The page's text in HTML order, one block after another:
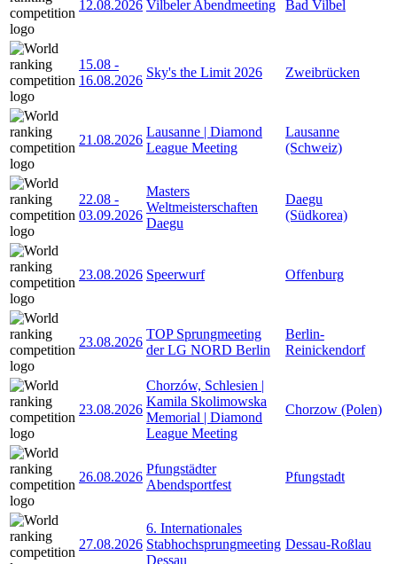
12.08.2026 Vilbeler Abendmeeting Bad Vilbel
15.08 -
16.08.2026
Sky's the Limit 2026 Zweibrücken
21.08.2026
Lausanne | Diamond
League Meeting
Lausanne
(Schweiz)
22.08 -
03.09.2026
Masters
Weltmeisterschaften
Daegu
Daegu
(Südkorea)
23.08.2026 Speerwurf Offenburg
23.08.2026
TOP Sprungmeeting
der LG NORD Berlin
Berlin-
Reinickendorf
23.08.2026
Chorzów, Schlesien |
Kamila Skolimowska
Memorial | Diamond
League Meeting
Chorzow (Polen)
26.08.2026
Pfungstädter
Abendsportfest
Pfungstadt
27.08.2026
6. Internationales
Stabhochsprungmeeting
Dessau
Dessau-Roßlau